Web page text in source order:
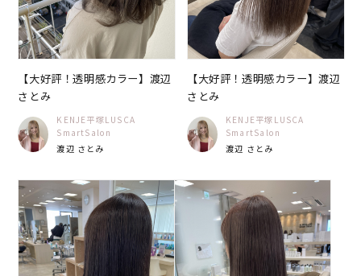
【大好評！透明感カラー】渡辺
さとみ
KENJE平塚LUSCA
SmartSalon
渡辺 さとみ
【大好評！透明感カラー】渡辺
さとみ
KENJE平塚LUSCA
SmartSalon
渡辺 さとみ